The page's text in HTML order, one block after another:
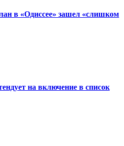
в «Одиссее» зашел «слишком
на включение в список